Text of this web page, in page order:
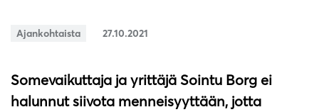
Ajankohtaista 27.10.2021
Somevaikuttaja ja yrittäjä Sointu Borg ei
halunnut siivota menneisyyttään, jotta